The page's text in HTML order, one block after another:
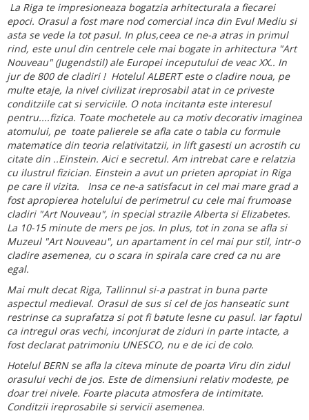
La Riga te impresioneaza bogatzia arhitecturala a fiecarei
epoci. Orasul a fost mare nod comercial inca din Evul Mediu si
asta se vede la tot pasul. In plus,ceea ce ne-a atras in primul
rind, este unul din centrele cele mai bogate in arhitectura "Art
Nouveau" (Jugendstil) ale Europei inceputului de veac XX.. In
jur de 800 de cladiri ! Hotelul ALBERT este o cladire noua, pe
multe etaje, la nivel civilizat ireprosabil atat in ce priveste
conditziile cat si serviciile. O nota incitanta este interesul
pentru....fizica. Toate mochetele au ca motiv decorativ imaginea
atomului, pe toate palierele se afla cate o tabla cu formule
matematice din teoria relativitatzii, in lift gasesti un acrostih cu
citate din ..Einstein. Aici e secretul. Am intrebat care e relatzia
cu ilustrul fizician. Einstein a avut un prieten apropiat in Riga
pe care il vizita. Insa ce ne-a satisfacut in cel mai mare grad a
fost apropierea hotelului de perimetrul cu cele mai frumoase
cladiri "Art Nouveau", in special strazile Alberta si Elizabetes.
La 10-15 minute de mers pe jos. In plus, tot in zona se afla si
Muzeul "Art Nouveau", un apartament in cel mai pur stil, intr-o
cladire asemenea, cu o scara in spirala care cred ca nu are
egal.
Mai mult decat Riga, Tallinnul si-a pastrat in buna parte
aspectul medieval. Orasul de sus si cel de jos hanseatic sunt
restrinse ca suprafatza si pot fi batute lesne cu pasul. Iar faptul
ca intregul oras vechi, inconjurat de ziduri in parte intacte, a
fost declarat patrimoniu UNESCO, nu e de ici de colo.
Hotelul BERN se afla la citeva minute de poarta Viru din zidul
orasului vechi de jos. Este de dimensiuni relativ modeste, pe
doar trei nivele. Foarte placuta atmosfera de intimitate.
Conditzii ireprosabile si servicii asemenea.